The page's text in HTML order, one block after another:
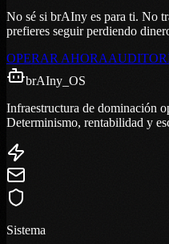
No sé si brAIny es para ti. No
prefieres seguir perdiendo
OPERAR AHORA
brAIny _OS
Infraestructura de dominación
Determinismo, rentabilidad y
Sistema